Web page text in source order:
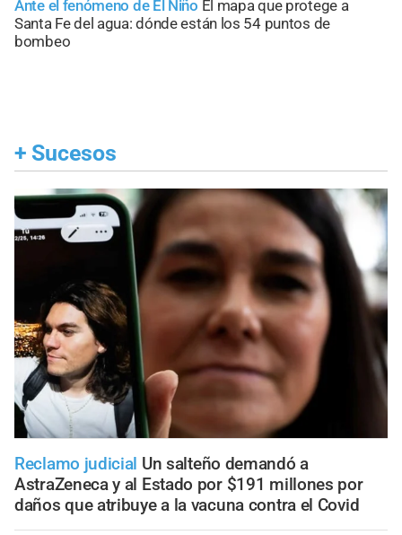
Ante el fenómeno de El Niño El mapa que protege a
Santa Fe del agua: dónde están los 54 puntos de
bombeo
+ Sucesos
Reclamo judicial Un salteño demandó a
AstraZeneca y al Estado por $191 millones por
daños que atribuye a la vacuna contra el Covid